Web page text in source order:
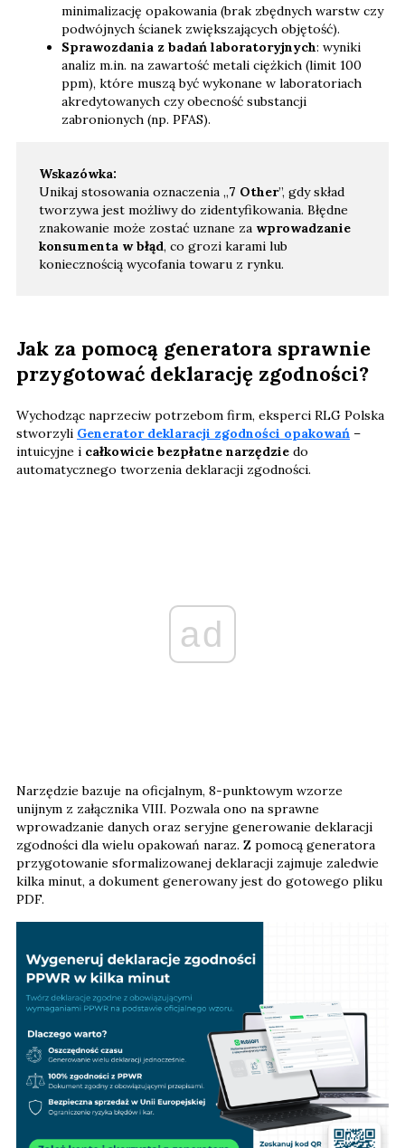
minimalizację opakowania (brak zbędnych warstw czy
podwójnych ścianek zwiększających objętość).
Sprawozdania z badań laboratoryjnych: wyniki
analiz m.in. na zawartość metali ciężkich (limit 100
ppm), które muszą być wykonane w laboratoriach
akredytowanych czy obecność substancji
zabronionych (np. PFAS).
Wskazówka:
Unikaj stosowania oznaczenia „7 Other”, gdy skład
tworzywa jest możliwy do zidentyfikowania. Błędne
znakowanie może zostać uznane za wprowadzanie
konsumenta w błąd, co grozi karami lub
koniecznością wycofania towaru z rynku.
Jak za pomocą generatora sprawnie
przygotować deklarację zgodności?
Wychodząc naprzeciw potrzebom firm, eksperci RLG Polska
stworzyli Generator deklaracji zgodności opakowań –
intuicyjne i całkowicie bezpłatne narzędzie do
automatycznego tworzenia deklaracji zgodności.
ad
Narzędzie bazuje na oficjalnym, 8-punktowym wzorze
unijnym z załącznika VIII. Pozwala ono na sprawne
wprowadzanie danych oraz seryjne generowanie deklaracji
zgodności dla wielu opakowań naraz. Z pomocą generatora
przygotowanie sformalizowanej deklaracji zajmuje zaledwie
kilka minut, a dokument generowany jest do gotowego pliku
PDF.